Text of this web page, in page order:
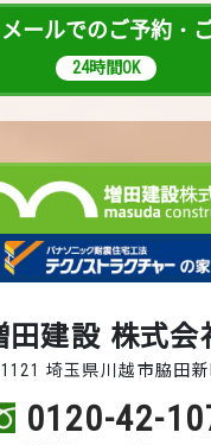
メールでのご予約・
24時間OK
田建設 株式会
埼玉県川越市脇田
0120-42-